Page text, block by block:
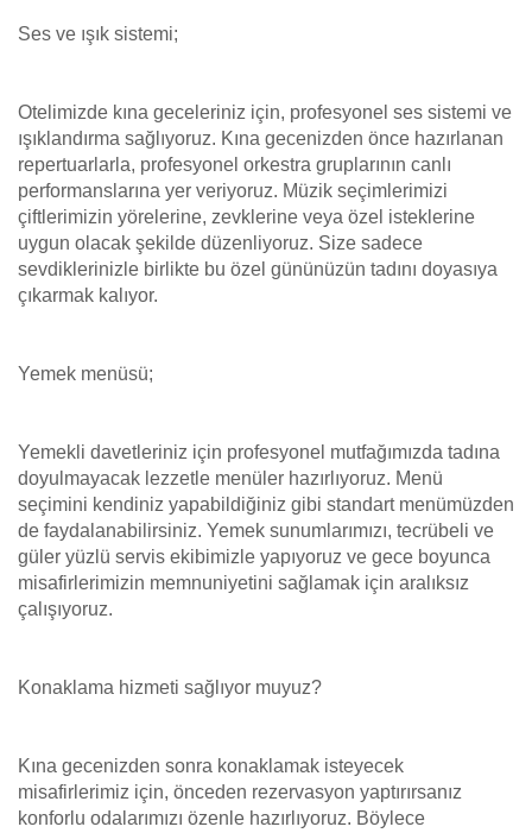
Ses ve ışık sistemi;
Otelimizde kına geceleriniz için, profesyonel ses sistemi ve
ışıklandırma sağlıyoruz. Kına gecenizden önce hazırlanan
repertuarlarla, profesyonel orkestra gruplarının canlı
performanslarına yer veriyoruz. Müzik seçimlerimizi
çiftlerimizin yörelerine, zevklerine veya özel isteklerine
uygun olacak şekilde düzenliyoruz. Size sadece
sevdiklerinizle birlikte bu özel gününüzün tadını doyasıya
çıkarmak kalıyor.
Yemek menüsü;
Yemekli davetleriniz için profesyonel mutfağımızda tadına
doyulmayacak lezzetle menüler hazırlıyoruz. Menü
seçimini kendiniz yapabildiğiniz gibi standart menümüzden
de faydalanabilirsiniz. Yemek sunumlarımızı, tecrübeli ve
güler yüzlü servis ekibimizle yapıyoruz ve gece boyunca
misafirlerimizin memnuniyetini sağlamak için aralıksız
çalışıyoruz.
Konaklama hizmeti sağlıyor muyuz?
Kına gecenizden sonra konaklamak isteyecek
misafirlerimiz için, önceden rezervasyon yaptırırsanız
konforlu odalarımızı özenle hazırlıyoruz. Böylece